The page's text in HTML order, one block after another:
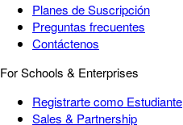
Planes de Suscripción
Preguntas frecuentes
Contáctenos
For Schools & Enterprises
Registrarte como Estudiante
Sales & Partnership